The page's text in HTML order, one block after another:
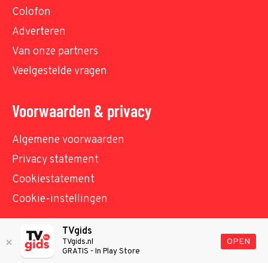
Colofon
Adverteren
Van onze partners
Veelgestelde vragen
Voorwaarden & privacy
Algemene voorwaarden
Privacy statement
Cookiestatement
Cookie-instellingen
© TVgids.nl 2026 - All rights reserved. No text and
datamining.
TVgids
TVgids.nl
GRATIS - In Play Store
OPEN